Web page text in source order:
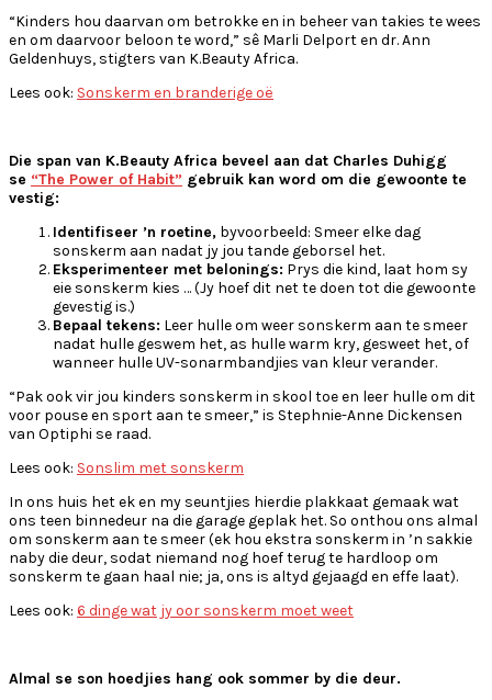
“Kinders hou daarvan om betrokke en in beheer van takies te wees
en om daarvoor beloon te word,” sê Marli Delport en dr. Ann
Geldenhuys, stigters van K.Beauty Africa.
Lees ook: Sonskerm en branderige oë
Die span van K.Beauty Africa beveel aan dat Charles Duhigg
se “The Power of Habit” gebruik kan word om die gewoonte te
vestig:
Identifiseer ’n roetine, byvoorbeeld: Smeer elke dag
sonskerm aan nadat jy jou tande geborsel het.
Eksperimenteer met belonings: Prys die kind, laat hom sy
eie sonskerm kies … (Jy hoef dit net te doen tot die gewoonte
gevestig is.)
Bepaal tekens: Leer hulle om weer sonskerm aan te smeer
nadat hulle geswem het, as hulle warm kry, gesweet het, of
wanneer hulle UV-sonarmbandjies van kleur verander.
“Pak ook vir jou kinders sonskerm in skool toe en leer hulle om dit
voor pouse en sport aan te smeer,” is Stephnie-Anne Dickensen
van Optiphi se raad.
Lees ook: Sonslim met sonskerm
In ons huis het ek en my seuntjies hierdie plakkaat gemaak wat
ons teen binnedeur na die garage geplak het. So onthou ons almal
om sonskerm aan te smeer (ek hou ekstra sonskerm in ’n sakkie
naby die deur, sodat niemand nog hoef terug te hardloop om
sonskerm te gaan haal nie; ja, ons is altyd gejaagd en effe laat).
Lees ook: 6 dinge wat jy oor sonskerm moet weet
Almal se son hoedjies hang ook sommer by die deur.